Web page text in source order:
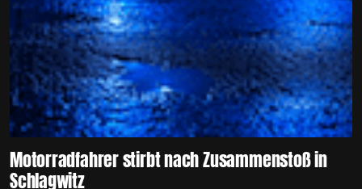
Motorradfahrer stirbt nach Zusammenstoß in
Schlagwitz